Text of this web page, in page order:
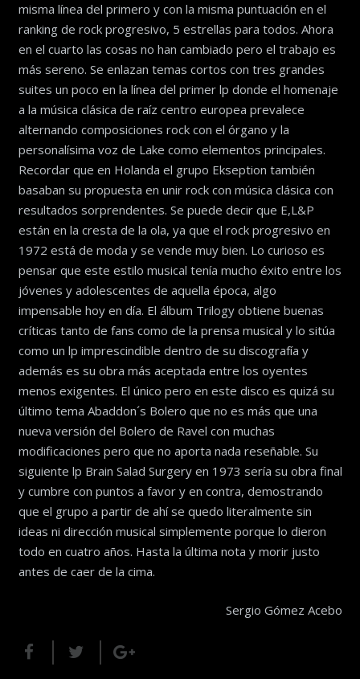
misma línea del primero y con la misma puntuación en el
ranking de rock progresivo, 5 estrellas para todos. Ahora
en el cuarto las cosas no han cambiado pero el trabajo es
más sereno. Se enlazan temas cortos con tres grandes
suites un poco en la línea del primer lp donde el homenaje
a la música clásica de raíz centro europea prevalece
alternando composiciones rock con el órgano y la
personalísima voz de Lake como elementos principales.
Recordar que en Holanda el grupo Ekseption también
basaban su propuesta en unir rock con música clásica con
resultados sorprendentes. Se puede decir que E,L&P
están en la cresta de la ola, ya que el rock progresivo en
1972 está de moda y se vende muy bien. Lo curioso es
pensar que este estilo musical tenía mucho éxito entre los
jóvenes y adolescentes de aquella época, algo
impensable hoy en día. El álbum Trilogy obtiene buenas
críticas tanto de fans como de la prensa musical y lo sitúa
como un lp imprescindible dentro de su discografía y
además es su obra más aceptada entre los oyentes
menos exigentes. El único pero en este disco es quizá su
último tema Abaddon´s Bolero que no es más que una
nueva versión del Bolero de Ravel con muchas
modificaciones pero que no aporta nada reseñable. Su
siguiente lp Brain Salad Surgery en 1973 sería su obra final
y cumbre con puntos a favor y en contra, demostrando
que el grupo a partir de ahí se quedo literalmente sin
ideas ni dirección musical simplemente porque lo dieron
todo en cuatro años. Hasta la última nota y morir justo
antes de caer de la cima.
Sergio Gómez Acebo